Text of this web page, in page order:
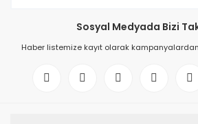
Sosyal Medyada Bizi
Haber listemize kayıt olarak